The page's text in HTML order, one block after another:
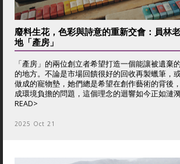
廢料生花，色彩與詩意的重新交會：員林
地「產房」
「產房」的兩位創立者希望打造一個能讓被遺棄
的地方。不論是市場回饋很好的回收再製蠟筆，
做成的寵物墊，她們總是希望在創作藝術的背後
成環境負擔的問題，這個理念的迴響如今正如漣漪
READ>
2025 Oct 21